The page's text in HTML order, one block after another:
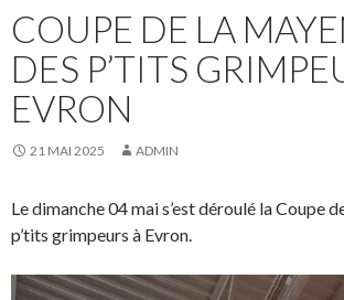
COUPE DE LA
DES P’TITS
EVRON
21 MAI 2025 ADMIN
Le dimanche 04 mai s’est déroulé la Coupe
p’tits grimpeurs à Evron.